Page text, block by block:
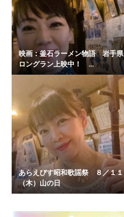
映画：釜石ラーメン物語 岩手県
ロングラン上映中！ ...
あらえびす昭和歌謡祭 ８／１１
（木）山の日